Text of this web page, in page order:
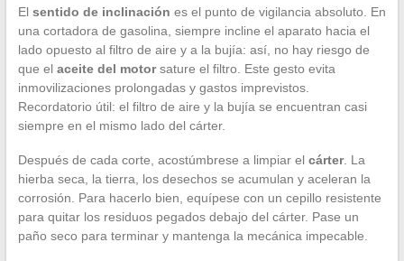
El sentido de inclinación es el punto de vigilancia absoluto. En
una cortadora de gasolina, siempre incline el aparato hacia el
lado opuesto al filtro de aire y a la bujía: así, no hay riesgo de
que el aceite del motorsature el filtro. Este gesto evita
inmovilizaciones prolongadas y gastos imprevistos.
Recordatorio útil: el filtro de aire y la bujía se encuentran casi
siempre en el mismo lado del cárter.
Después de cada corte, acostúmbrese a limpiar el cárter. La
hierba seca, la tierra, los desechos se acumulan y aceleran la
corrosión. Para hacerlo bien, equípese con un cepillo resistente
para quitar los residuos pegados debajo del cárter. Pase un
paño seco para terminar y mantenga la mecánica impecable.